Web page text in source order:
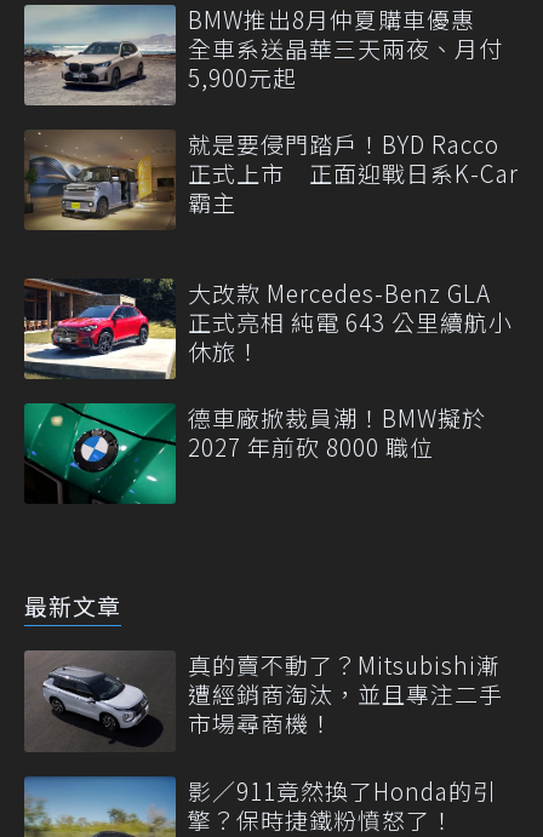
BMW推出8月仲夏購車優惠
全車系送晶華三天兩夜、月付
5,900元起
就是要侵門踏戶！BYD Racco
正式上市 正面迎戰日系K-Car
霸主
大改款 Mercedes-Benz GLA
正式亮相 純電 643 公里續航小
休旅！
德車廠掀裁員潮！BMW擬於
2027 年前砍 8000 職位
最新文章
真的賣不動了？Mitsubishi漸
遭經銷商淘汰，並且專注二手
市場尋商機！
影／911竟然換了Honda的引
擎？保時捷鐵粉憤怒了！